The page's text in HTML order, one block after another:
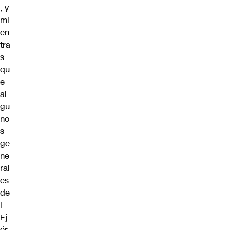
, y
mi
en
tra
s
qu
e
al
gu
no
s
ge
ne
ral
es
de
l
Ej